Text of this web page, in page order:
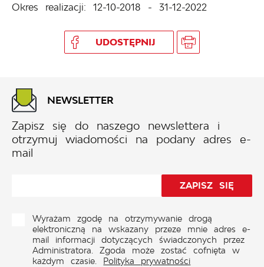
Okres realizacji: 12-10-2018 - 31-12-2022
UDOSTĘPNIJ
NEWSLETTER
Zapisz się do naszego newslettera i
otrzymuj wiadomości na podany adres e-
mail
Wyrażam zgodę na otrzymywanie drogą
elektroniczną na wskazany przeze mnie adres e-
mail informacji dotyczących świadczonych przez
Administratora. Zgoda może zostać cofnięta w
każdym czasie. Polityka prywatności